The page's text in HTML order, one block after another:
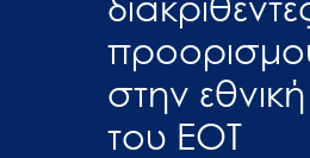
στην εθνική
του ΕΟΤ